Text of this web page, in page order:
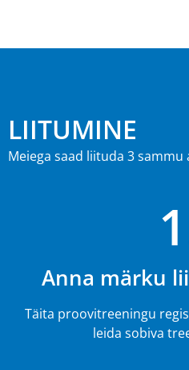
LIITUMINE
Meiega saad liituda 3 sammu
Anna märku
Täita proovitreeningu
leida sobiva